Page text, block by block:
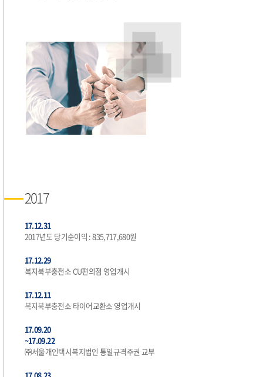
2017
17.12.31
2017년도 당기순이익 : 835,717,680원
17.12.29
복지북부충전소 CU편의점 영업개시
17.12.11
복지북부충전소 타이어교환소 영업개시
17.09.20
~17.09.22
㈜서울개인택시복지법인 통일규격주권 교부